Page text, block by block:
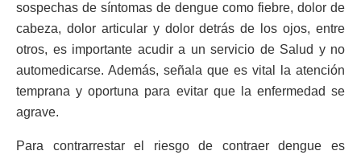
sospechas de síntomas de dengue como fiebre, dolor de
cabeza, dolor articular y dolor detrás de los ojos, entre
otros, es importante acudir a un servicio de Salud y no
automedicarse. Además, señala que es vital la atención
temprana y oportuna para evitar que la enfermedad se
agrave.
Para contrarrestar el riesgo de contraer dengue es